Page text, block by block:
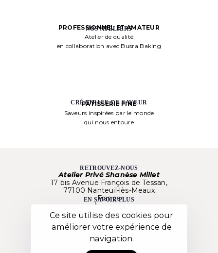
NOS ATELIERS
PROFESSIONNEL ET AMATEUR
Atelier de qualité
en collaboration avec Busra Baking
CRÉATRICE DE SAVEUR
PÂTISSERIE FINE
Saveurs inspirées par le monde
qui nous entoure
RETROUVEZ-NOUS
Atelier Privé Shanèse Millet
17 bis Avenue François de Tessan,
77100 Nanteuil-lès-Meaux
France
EN SAVOIR PLUS
À propos
Nos créations
Besoin d’aide ?
Nos Ateliers
LIENS UTILES
Mentions Légales
Ce site utilise des cookies pour
améliorer votre expérience de
navigation.